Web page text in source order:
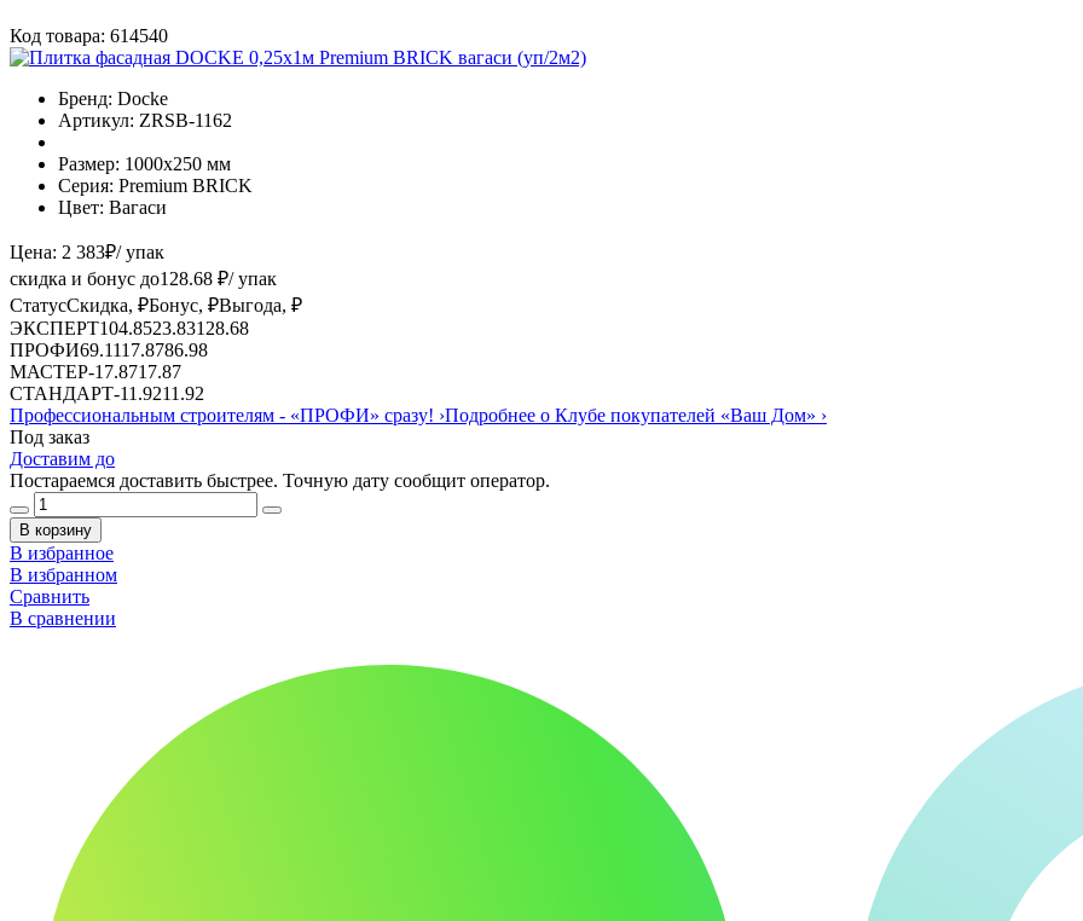
Код товара: 614540
Бренд: Docke
Артикул: ZRSB-1162
Размер: 1000х250 мм
Серия: Premium BRICK
Цвет: Вагаси
Цена: 2 383₽/ упак
скидка и бонус до128.68 ₽/ упак
СтатусСкидка, ₽Бонус, ₽Выгода, ₽
ЭКСПЕРТ104.8523.83128.68
ПРОФИ69.1117.8786.98
МАСТЕР-17.8717.87
СТАНДАРТ-11.9211.92
Профессиональным строителям - «ПРОФИ» сразу! ›Подробнее о Клубе покупателей «Ваш Дом» ›
Под заказ
Доставим до
Постараемся доставить быстрее. Точную дату сообщит оператор.
В корзину
В избранное
В избранном
Сравнить
В сравнении